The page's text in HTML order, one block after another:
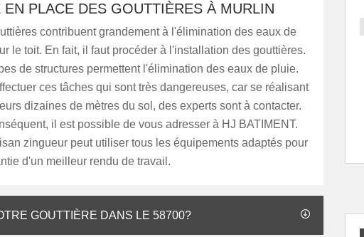
EN PLACE DES GOUTTIÈRES À MURLIN
contribuent grandement à l'élimination des eaux de
le toit. En fait, il faut procéder à l'installation des gouttières.
de structures permettent l'élimination des eaux de pluie.
ces tâches qui sont très dangereuses, car se réalisant
dizaines de mètres du sol, des experts sont à contacter.
il est possible de vous adresser à HJ BATIMENT.
zingueur peut utiliser tous les équipements adaptés pour
d'un meilleur rendu de travail.
GOUTTIÈRE DANS LE 58700?